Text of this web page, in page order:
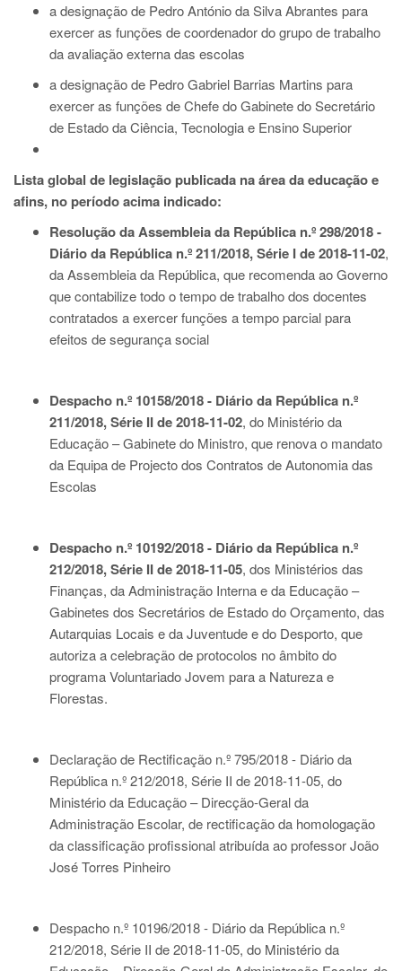
a designação de Pedro António da Silva Abrantes para
exercer as funções de coordenador do grupo de trabalho
da avaliação externa das escolas
a designação de Pedro Gabriel Barrias Martins para
exercer as funções de Chefe do Gabinete do Secretário
de Estado da Ciência, Tecnologia e Ensino Superior
Lista global de legislação publicada na área da educação e
afins, no período acima indicado:
Resolução da Assembleia da República n.º 298/2018 -
Diário da República n.º 211/2018, Série I de 2018-11-02,
da Assembleia da República, que recomenda ao Governo
que contabilize todo o tempo de trabalho dos docentes
contratados a exercer funções a tempo parcial para
efeitos de segurança social
Despacho n.º 10158/2018 - Diário da República n.º
211/2018, Série II de 2018-11-02, do Ministério da
Educação – Gabinete do Ministro, que renova o mandato
da Equipa de Projecto dos Contratos de Autonomia das
Escolas
Despacho n.º 10192/2018 - Diário da República n.º
212/2018, Série II de 2018-11-05, dos Ministérios das
Finanças, da Administração Interna e da Educação –
Gabinetes dos Secretários de Estado do Orçamento, das
Autarquias Locais e da Juventude e do Desporto, que
autoriza a celebração de protocolos no âmbito do
programa Voluntariado Jovem para a Natureza e
Florestas.
Declaração de Rectificação n.º 795/2018 - Diário da
República n.º 212/2018, Série II de 2018-11-05, do
Ministério da Educação – Direcção-Geral da
Administração Escolar, de rectificação da homologação
da classificação profissional atribuída ao professor João
José Torres Pinheiro
Despacho n.º 10196/2018 - Diário da República n.º
212/2018, Série II de 2018-11-05, do Ministério da